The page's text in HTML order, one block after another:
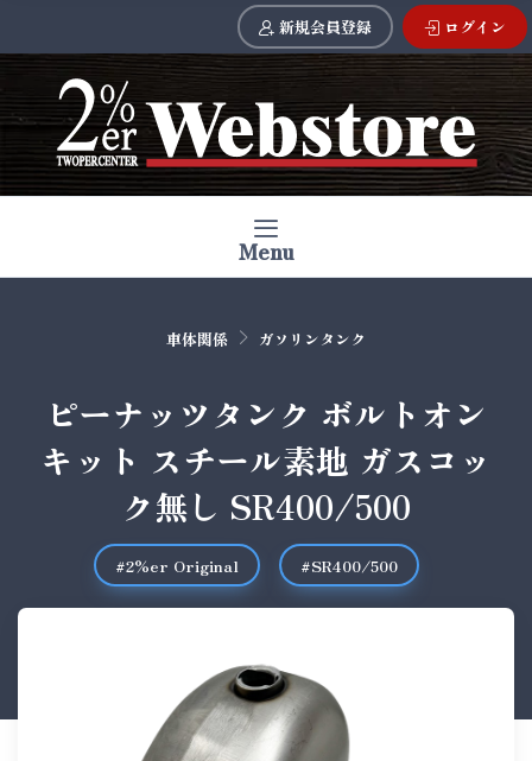
新規会員登録 ログイン
Menu
車体関係 ガソリンタンク
ピーナッツタンク ボルトオン
キット スチール素地 ガスコッ
ク無し SR400/500
#2%er Original #SR400/500